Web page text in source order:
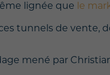
lignée que le
tunnels de vente,
mené par